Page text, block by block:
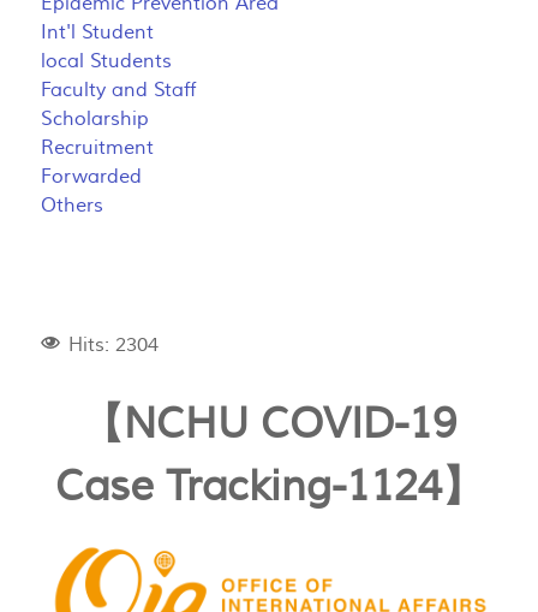
Int'l Student
local Students
Faculty and Staff
Scholarship
Recruitment
Forwarded
Others
Hits: 2304
【NCHU COVID-19
Case Tracking-1124】